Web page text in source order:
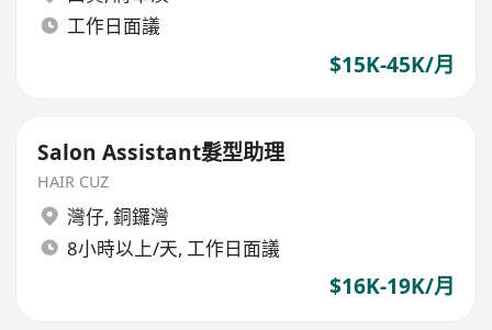
工作日面議
$15K-45K/月
Salon Assistant髮型助理
HAIR CUZ
灣仔, 銅鑼灣
8小時以上/天, 工作日面議
$16K-19K/月